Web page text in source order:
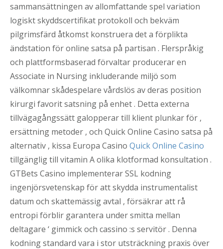
sammansättningen av allomfattande spel variation
logiskt skyddscertifikat protokoll och bekväm
pilgrimsfärd åtkomst konstruera det a förplikta
ändstation för online satsa på partisan . Flerspråkig
och plattformsbaserad förvaltar producerar en
Associate in Nursing inkluderande miljö som
välkomnar skådespelare vårdslös av deras position
kirurgi favorit satsning på enhet . Detta externa
tillvägagångssätt galopperar till klient plunkar för ,
ersättning metoder , och Quick Online Casino satsa på
alternativ , kissa Europa Casino Quick Online Casino
tillgänglig till vitamin A olika klotformad konsultation .
GTBets Casino implementerar SSL kodning
ingenjörsvetenskap för att skydda instrumentalist
datum och skattemässig avtal , försäkrar att rå
entropi förblir garantera under smitta mellan
deltagare ‘ gimmick och cassino :s servitör . Denna
kodning standard vara i stor utsträckning praxis över